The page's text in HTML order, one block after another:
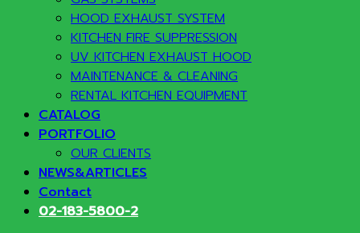
HOOD EXHAUST SYSTEM
KITCHEN FIRE SUPPRESSION
UV KITCHEN EXHAUST HOOD
MAINTENANCE & CLEANING
RENTAL KITCHEN EQUIPMENT
CATALOG
PORTFOLIO
OUR CLIENTS
NEWS&ARTICLES
Contact
02-183-5800-2